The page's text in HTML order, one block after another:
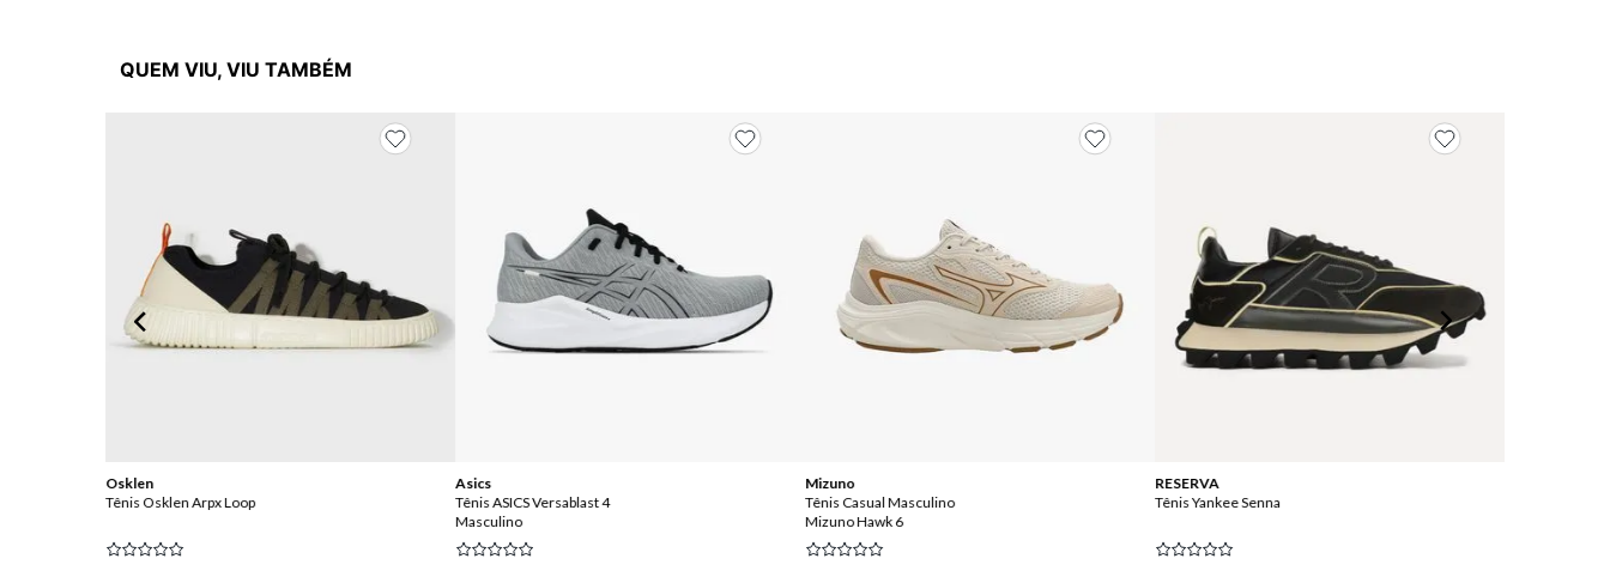
QUEM VIU, VIU TAMBÉM
Osklen
Tênis Osklen Arpx Loop
Asics
Tênis ASICS Versablast 4
Masculino
Mizuno
Tênis Casual Masculino
Mizuno Hawk 6
RESERVA
Tênis Yankee Senna